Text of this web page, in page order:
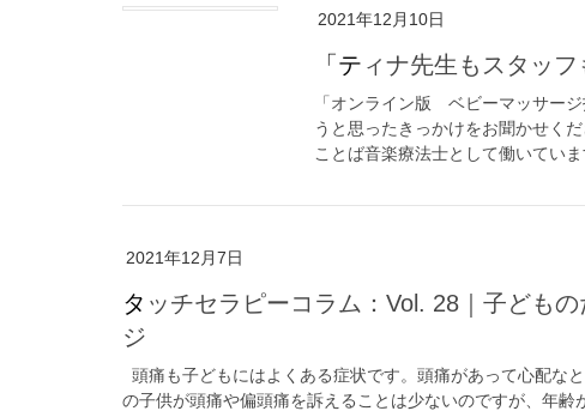
2021年12月10日
「ティナ先生もスタ
「オンライン版 ベビーマッサー
うと思ったきっかけをお聞かせく
ことば音楽療法士として働いてい
2021年12月7日
タッチセラピーコラム：Vol. 28｜子どものためのマッサージ⑤ 頭痛に効くマッサー
ジ
頭痛も子どもにはよくある症状です。頭痛があって心配
の子供が頭痛や偏頭痛を訴えることは少ないのですが、年